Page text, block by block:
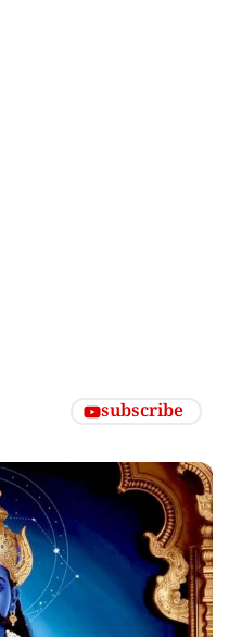
subscribe